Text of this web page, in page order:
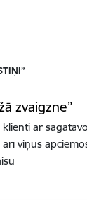
zvaigzne”
klienti ar
viņus